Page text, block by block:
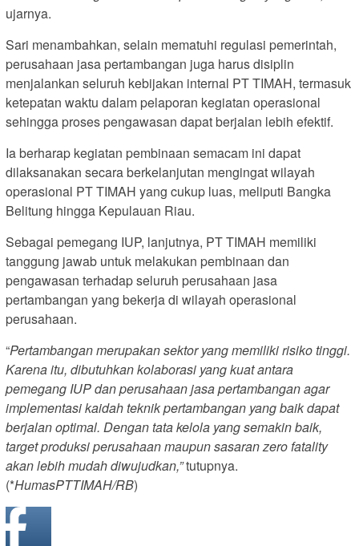
ujarnya.
Sari menambahkan, selain mematuhi regulasi pemerintah,
perusahaan jasa pertambangan juga harus disiplin
menjalankan seluruh kebijakan internal PT TIMAH, termasuk
ketepatan waktu dalam pelaporan kegiatan operasional
sehingga proses pengawasan dapat berjalan lebih efektif.
Ia berharap kegiatan pembinaan semacam ini dapat
dilaksanakan secara berkelanjutan mengingat wilayah
operasional PT TIMAH yang cukup luas, meliputi Bangka
Belitung hingga Kepulauan Riau.
Sebagai pemegang IUP, lanjutnya, PT TIMAH memiliki
tanggung jawab untuk melakukan pembinaan dan
pengawasan terhadap seluruh perusahaan jasa
pertambangan yang bekerja di wilayah operasional
perusahaan.
“Pertambangan merupakan sektor yang memiliki risiko tinggi.
Karena itu, dibutuhkan kolaborasi yang kuat antara
pemegang IUP dan perusahaan jasa pertambangan agar
implementasi kaidah teknik pertambangan yang baik dapat
berjalan optimal. Dengan tata kelola yang semakin baik,
target produksi perusahaan maupun sasaran zero fatality
akan lebih mudah diwujudkan,”tutupnya.
(*HumasPTTIMAH/RB)